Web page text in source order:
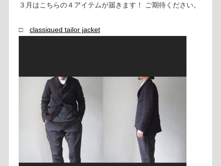
３月はこちらの４アイテムが届きます！ ご期待ください。
□ classiqued tailor jacket